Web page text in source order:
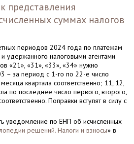
представления
суммах налогов
периодов 2024 года по платежам
удержанного налоговыми агентами
«21», «31», «33», «34» нужно
– за период с 1-го по 22-е число
квартала соответственно; 11, 12,
по последнее число первого, второго,
Поправки вступят в силу с
уведомление по ЕНП об исчисленных
решений. Налоги и взносы» в